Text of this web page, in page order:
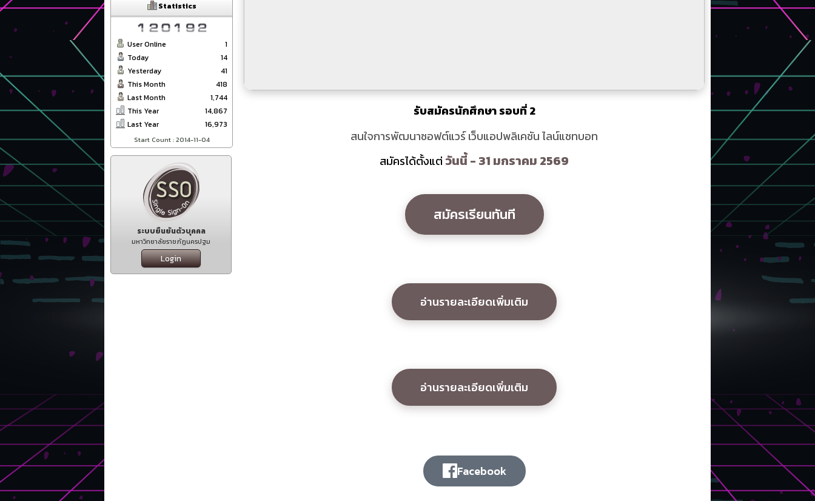
Statistics
User Online
1
Today
14
Yesterday
41
This Month
418
Last Month
1,744
This Year
14,867
Last Year
16,973
Start Count : 2014-11-04
ระบบยืนยันตัวบุคคล
มหาวิทยาลัยราชภัฏนครปฐม
Login
รับสมัครนักศึกษา รอบที่ 2
สนใจการพัฒนาซอฟต์แวร์ เว็บแอปพลิเคชัน ไลน์แชทบอท
สมัครได้ตั้งแต่ วันนี้ - 31 มกราคม 2569
สมัครเรียนทันที
อ่านรายละเอียดเพิ่มเติม
อ่านรายละเอียดเพิ่มเติม
Facebook